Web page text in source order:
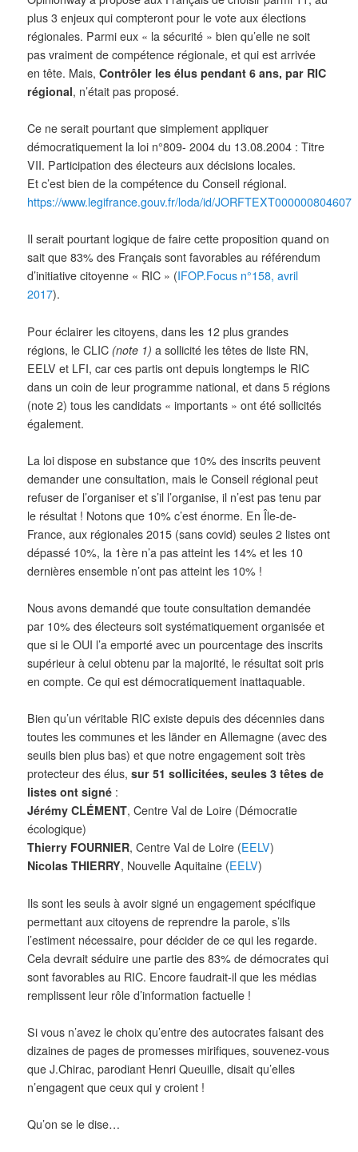
plus 3 enjeux qui compteront pour le vote aux élections
régionales. Parmi eux « la sécurité » bien qu’elle ne soit
pas vraiment de compétence régionale, et qui est arrivée
en tête. Mais,Contrôler les élus pendant 6 ans, par RIC
régional, n’était pas proposé.
Ce ne serait pourtant que simplement appliquer
démocratiquement la loi n°809- 2004 du 13.08.2004 : Titre
VII. Participation des électeurs aux décisions locales.
Et c’est bien de la compétence du Conseil régional.
https://www.legifrance.gouv.fr/loda/id/JORFTEXT000000804607
Il serait pourtant logique de faire cette proposition quand on
sait que 83% des Français sont favorables au référendum
d’initiative citoyenne « RIC » (IFOP.Focus n°158, avril
2017).
Pour éclairer les citoyens, dans les 12 plus grandes
régions, le CLIC (note 1) a sollicité les têtes de liste RN,
EELV et LFI, car ces partis ont depuis longtemps le RIC
dans un coin de leur programme national, et dans 5 régions
(note 2) tous les candidats « importants » ont été sollicités
également.
La loi dispose en substance que 10% des inscrits peuvent
demander une consultation, mais le Conseil régional peut
refuser de l’organiser et s’il l’organise, il n’est pas tenu par
le résultat ! Notons que 10% c’est énorme. En Île-de-
France, aux régionales 2015 (sans covid) seules 2 listes ont
dépassé 10%, la 1ère n’a pas atteint les 14% et les 10
dernières ensemble n’ont pas atteint les 10% !
Nous avons demandé que toute consultation demandée
par 10% des électeurs soit systématiquement organisée et
que si le OUI l’a emporté avec un pourcentage des inscrits
supérieur à celui obtenu par la majorité, le résultat soit pris
en compte. Ce qui est démocratiquement inattaquable.
Bien qu’un véritable RIC existe depuis des décennies dans
toutes les communes et les länder en Allemagne (avec des
seuils bien plus bas) et que notre engagement soit très
protecteur des élus,sur 51 sollicitées, seules 3 têtes de
listes ont signé :
Jérémy CLÉMENT, Centre Val de Loire (Démocratie
écologique)
Thierry FOURNIER, Centre Val de Loire (EELV)
Nicolas THIERRY, Nouvelle Aquitaine (EELV)
Ils sont les seuls à avoir signé un engagement spécifique
permettant aux citoyens de reprendre la parole, s’ils
l’estiment nécessaire, pour décider de ce qui les regarde.
Cela devrait séduire une partie des 83% de démocrates qui
sont favorables au RIC. Encore faudrait-il que les médias
remplissent leur rôle d’information factuelle !
Si vous n’avez le choix qu’entre des autocrates faisant des
dizaines de pages de promesses mirifiques, souvenez-vous
que J.Chirac, parodiant Henri Queuille, disait qu’elles
n’engagent que ceux qui y croient !
Qu’on se le dise…